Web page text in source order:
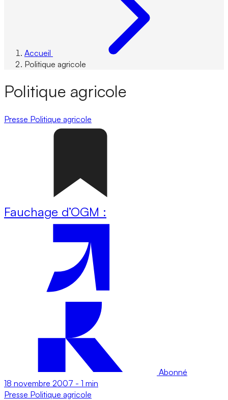
Accueil
Politique agricole
Politique agricole
Presse Politique agricole
Fauchage d’OGM :
Abonné
18 novembre 2007 - 1 min
Presse Politique agricole